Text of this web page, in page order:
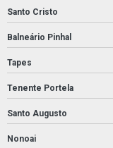
Santo Cristo
Balneário Pinhal
Tapes
Tenente Portela
Santo Augusto
Nonoai